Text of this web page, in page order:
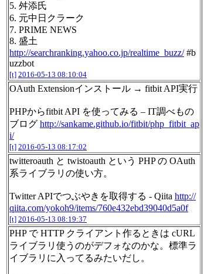
5. 舛添氏
6. 元中日クラーク
7. PRIME NEWS
8. 盛土
http://searchranking.yahoo.co.jp/realtime_buzz/#b
uzzbot
[t] 2016-05-13 08:10:04
OAuth Extensionインストール → fitbit API実行
PHPからfitbit API を使ってみる – IT調べもの
ブログ http://sankame.github.io/fitbit/php_fitbit_ap
i/
[t] 2016-05-13 08:17:02
twitteroauth と twistoauth という PHP の OAuth
系ライブラリの使い方。
Twitter APIでつぶやきを取得する - Qiita http://
qiita.com/yokoh9/items/760e432ebd39040d5a0f
[t] 2016-05-13 08:19:37
PHP で HTTP クライアント作るときは cURL
ライブラリ使うのがデフォなのかな。標準ラ
イブラリに入ってるみたいだし。